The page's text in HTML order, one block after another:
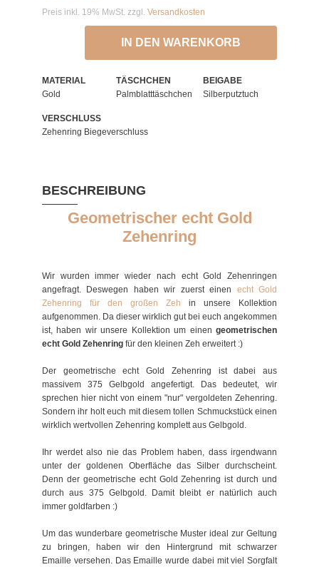
Preis inkl. 19% MwSt. zzgl. Versandkosten
IN DEN WARENKORB
MATERIAL
Gold
TÄSCHCHEN
Palmblatttäschchen
BEIGABE
Silberputztuch
VERSCHLUSS
Zehenring Biegeverschluss
BESCHREIBUNG
Geometrischer echt Gold
Zehenring
Wir wurden immer wieder nach echt Gold Zehenringen
angefragt. Deswegen haben wir zuerst einen echt Gold
Zehenring für den großen Zeh in unsere Kollektion
aufgenommen. Da dieser wirklich gut bei euch angekommen
ist, haben wir unsere Kollektion um einen geometrischen
echt Gold Zehenring für den kleinen Zeh erweitert :)
Der geometrische echt Gold Zehenring ist dabei aus
massivem 375 Gelbgold angefertigt. Das bedeutet, wir
sprechen hier nicht von einem "nur" vergoldeten Zehenring.
Sondern ihr holt euch mit diesem tollen Schmuckstück einen
wirklich wertvollen Zehenring komplett aus Gelbgold.
Ihr werdet also nie das Problem haben, dass irgendwann
unter der goldenen Oberfläche das Silber durchscheint.
Denn der geometrische echt Gold Zehenring ist durch und
durch aus 375 Gelbgold. Damit bleibt er natürlich auch
immer goldfarben :)
Um das wunderbare geometrische Muster ideal zur Geltung
zu bringen, haben wir den Hintergrund mit schwarzer
Emaille versehen. Das Emaille wurde dabei mit viel Sorgfalt